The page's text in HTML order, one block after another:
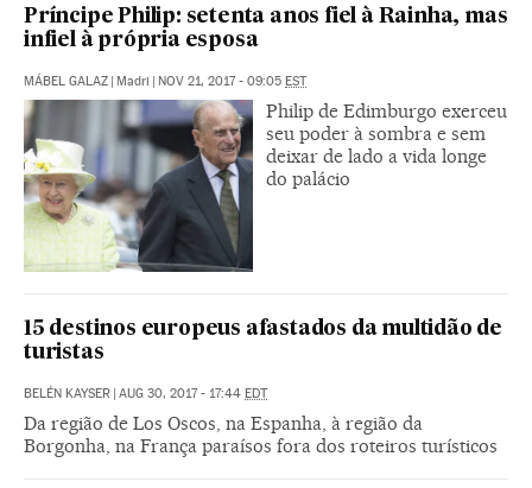
Príncipe Philip: setenta anos fiel à Rainha, mas
infiel à própria esposa
MÁBEL GALAZ | Madri | NOV 21, 2017 - 09:05 EST
Philip de Edimburgo exerceu
seu poder à sombra e sem
deixar de lado a vida longe
do palácio
15 destinos europeus afastados da multidão de
turistas
BELÉN KAYSER | AUG 30, 2017 - 17:44 EDT
Da região de Los Oscos, na Espanha, à região da
Borgonha, na França paraísos fora dos roteiros turísticos